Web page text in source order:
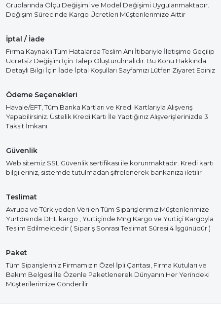
Gruplarında Ölçü Değişimi ve Model Değişimi Uygulanmaktadır.
Değişim Sürecinde Kargo Ücretleri Müşterilerimize Aittir
İptal / İade
Firma Kaynaklı Tüm Hatalarda Teslim Anı İtibariyle İletişime Geçilip
Ücretsiz Değişim İçin Talep Oluşturulmalıdır. Bu Konu Hakkında
Detaylı Bilgi İçin İade İptal Koşulları Sayfamızı Lütfen Ziyaret Ediniz
Ödeme Seçenekleri
Havale/EFT, Tüm Banka Kartları ve Kredi Kartlarıyla Alışveriş
Yapabilirsiniz. Üstelik Kredi Kartı İle Yaptığınız Alışverişlerinizde 3
Taksit İmkanı.
Güvenlik
Web sitemiz SSL Güvenlik sertifikası ile korunmaktadır. Kredi kartı
bilgileriniz, sistemde tutulmadan şifrelenerek bankanıza iletilir
Teslimat
Avrupa ve Türkiyeden Verilen Tüm Siparişlerimiz Müşterilerimize
Yurtdısında DHL kargo , Yurtiçinde Mng Kargo ve Yurtiçi Kargoyla
Teslim Edilmektedir ( Sipariş Sonrası Teslimat Süresi 4 İşgünüdür )
Paket
Tüm Siparişleriniz Firmamızın Özel İpli Çantası, Firma Kutuları ve
Bakım Belgesi İle Özenle Paketlenerek Dünyanın Her Yerindeki
Müşterilerimize Gönderilir